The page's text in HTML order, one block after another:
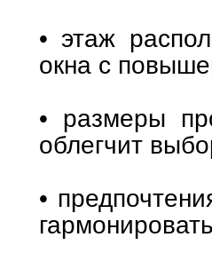
• этаж
окна с
• размеры
облегчит
•